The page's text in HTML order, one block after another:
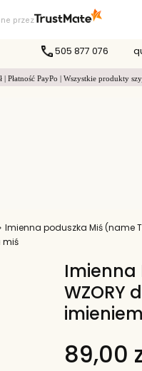
505 877 076
PayPo | Wszystkie produkty
Imienna poduszka Miś (name
miś
Imienna
WZORY
89,00
przez